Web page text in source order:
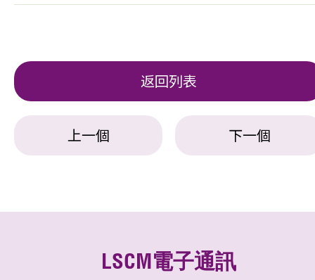
返回列表
上一個 下一個
LSCM電子通訊